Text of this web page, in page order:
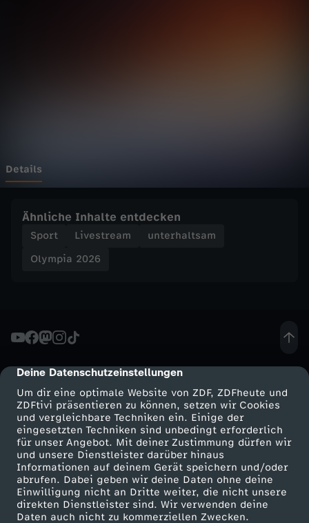
cmp-dialog-description
Deine Datenschutzeinstellungen
Um dir eine optimale Website von ZDF, ZDFheute und
ZDFtivi präsentieren zu können, setzen wir Cookies
und vergleichbare Techniken ein. Einige der
eingesetzten Techniken sind unbedingt erforderlich
für unser Angebot. Mit deiner Zustimmung dürfen wir
und unsere Dienstleister darüber hinaus
Informationen auf deinem Gerät speichern und/oder
abrufen. Dabei geben wir deine Daten ohne deine
Einwilligung nicht an Dritte weiter, die nicht unsere
direkten Dienstleister sind. Wir verwenden deine
Daten auch nicht zu kommerziellen Zwecken.
L
n
g
a
u
f
:
1
0
Details
Ähnliche Inhalte entdecken
Sport Livestream
unterhaltsam
Olympia 2026
Mehr ZDF
ZDF-Apps
Smart TV
ZDFtext
Service
ZDFmitreden
Kontakt zum ZDF
Tickets